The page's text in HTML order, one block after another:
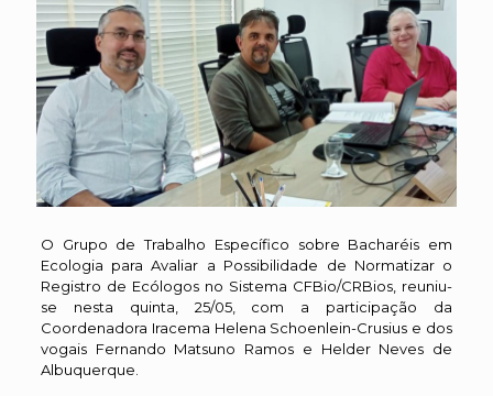
O Grupo de Trabalho Específico sobre Bacharéis em
Ecologia para Avaliar a Possibilidade de Normatizar o
Registro de Ecólogos no Sistema CFBio/CRBios, reuniu-
se nesta quinta, 25/05, com a participação da
Coordenadora Iracema Helena Schoenlein-Crusius e dos
vogais Fernando Matsuno Ramos e Helder Neves de
Albuquerque.